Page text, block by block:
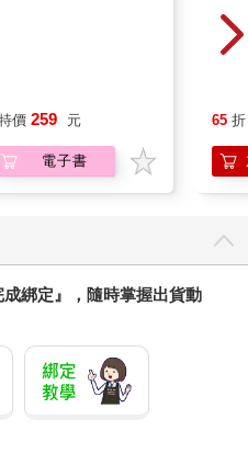
價 259 元
電子書
臉
顏
65 折
綁定』，隨時掌握出貨動